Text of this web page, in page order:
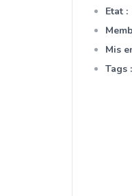
Etat :
Mis
Tags :